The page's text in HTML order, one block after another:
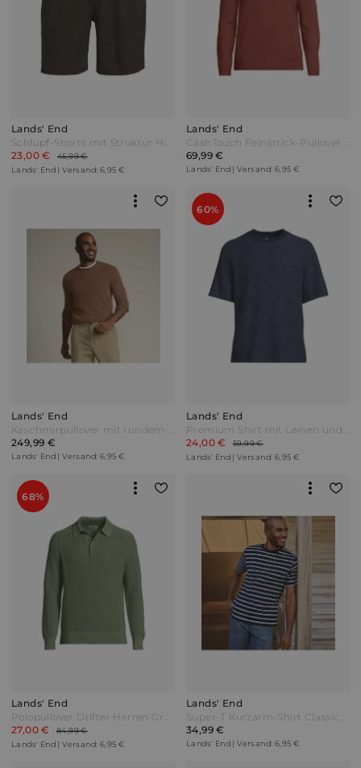
Lands' End
Schlupf-Shorts mit Struktur Herren Braun by Lands' End
23,00 €
45,99 €
Lands' End | Versand: 6,95 €
Lands' End
CashTouch Feinstrick-Pullover mit Reißverschluss Herren Braun by Lands' End
69,99 €
Lands' End | Versand: 6,95 €
Lands' End
Kaschmirpullover mit rundem Ausschnitt in Tall-Größe Herren Braun by Lands' End
249,99 €
Lands' End | Versand: 6,95 €
60%
Lands' End
Premium Shirt mit Leinen und Waffelstruktur Herren Blau by Lands' End
24,00 €
59,99 €
Lands' End | Versand: 6,95 €
68%
Lands' End
Polopullover Drifter Herren Grün by Lands' End
27,00 €
84,99 €
Lands' End | Versand: 6,95 €
Lands' End
Super-T Kurzarm-Shirt Classic Fit Herren Blau by Lands' End
34,99 €
Lands' End | Versand: 6,95 €